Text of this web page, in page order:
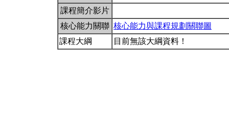
課程簡介影片
核心能力關聯 核心能力與課程規劃關聯圖
課程大綱
目前無該大綱資料！